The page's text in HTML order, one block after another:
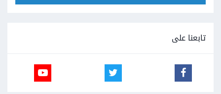
تابعنا على